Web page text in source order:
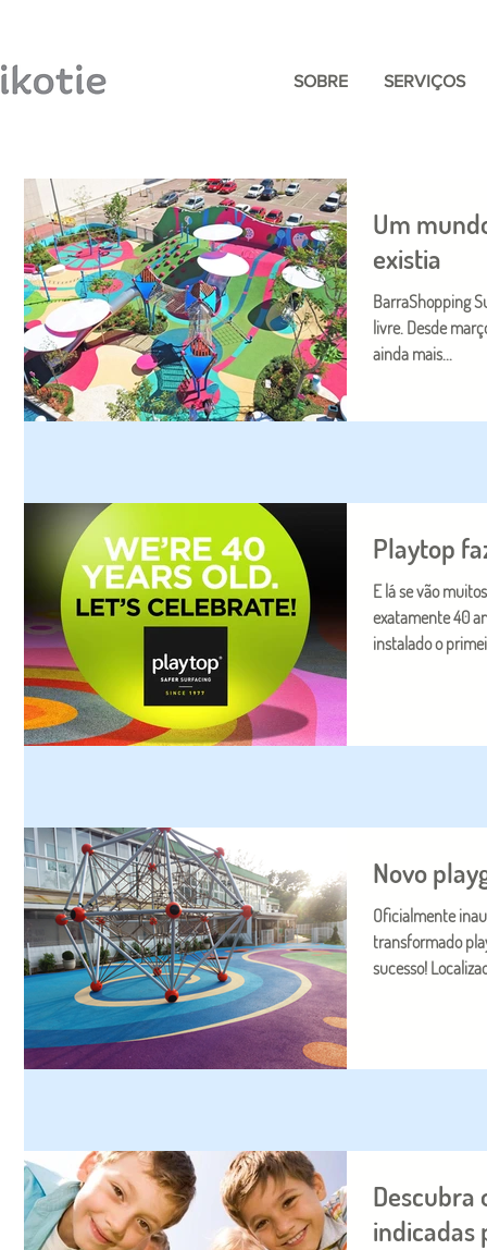
SOBRE SERVIÇOS
Um
existia
BarraShopping
livre. Desde
ainda mais...
Playtop
E lá se vão
exatamente 40
instalado o
Novo
Oficialmente
transformado
sucesso!
Descubra
indicadas